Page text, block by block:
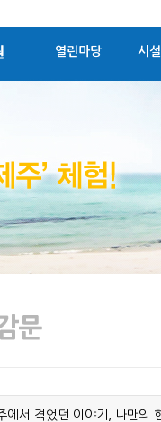
열린마당 시
에서 겪었던 이야기, 나만의